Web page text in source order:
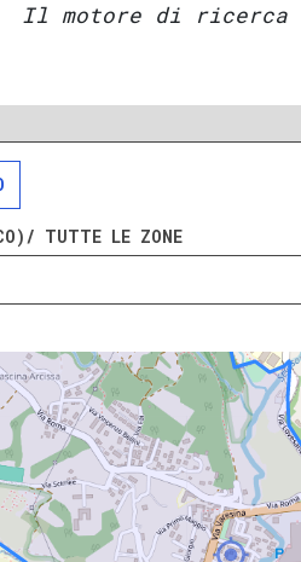
Il motore di ricerca
TUTTE LE ZONE